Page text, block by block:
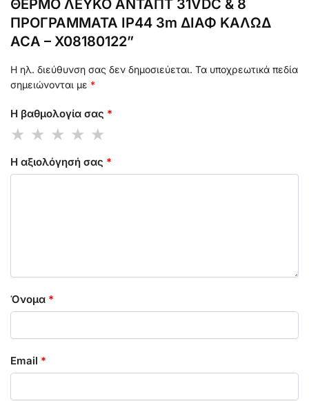
ΘΕΡΜΟ ΛΕΥΚΟ ΑΝΤΑΠΤ 31VDC & 8
ΠΡΟΓΡΑΜΜΑΤΑ IP44 3m ΔΙΑΦ ΚΑΛΩΔ
ACA – X08180122”
Η ηλ. διεύθυνση σας δεν δημοσιεύεται. Τα υποχρεωτικά πεδία
σημειώνονται με *
Η βαθμολογία σας *
Η αξιολόγησή σας *
Όνομα *
Email *